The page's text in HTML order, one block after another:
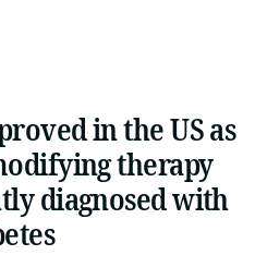
in the US as
therapy
diagnosed with